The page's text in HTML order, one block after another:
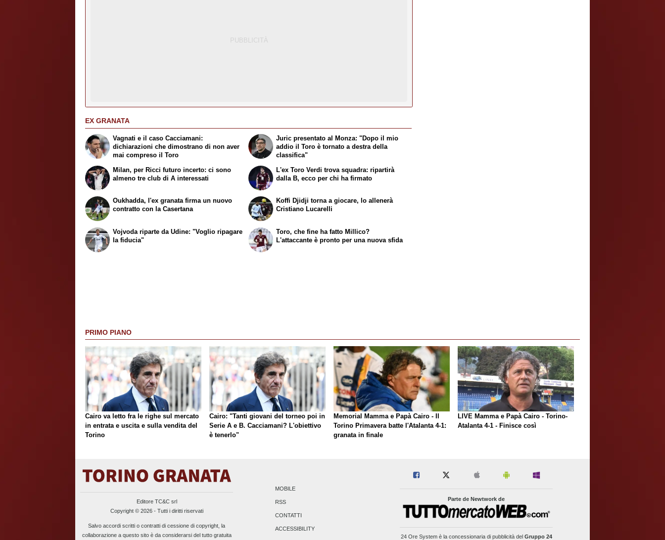
EX GRANATA
Vagnati e il caso Cacciamani:
dichiarazioni che dimostrano di non aver
mai compreso il Toro
Milan, per Ricci futuro incerto: ci sono
almeno tre club di A interessati
Juric presentato al Monza: "Dopo il mio
addio il Toro è tornato a destra della
classifica"
L'ex Toro Verdi trova squadra: ripartirà
dalla B, ecco per chi ha firmato
Oukhadda, l'ex granata firma un nuovo
contratto con la Casertana
Vojvoda riparte da Udine: "Voglio ripagare
la fiducia"
Koffi Djidji torna a giocare, lo allenerà
Cristiano Lucarelli
Toro, che fine ha fatto Millico?
L'attaccante è pronto per una nuova sfida
PRIMO PIANO
Cairo va letto fra le righe sul mercato
in entrata e uscita e sulla vendita del
Torino
Cairo: "Tanti giovani del torneo poi in
Serie A e B. Cacciamani? L'obiettivo
è tenerlo"
Memorial Mamma e Papà Cairo - Il
Torino Primavera batte l'Atalanta 4-1:
granata in finale
LIVE Mamma e Papà Cairo - Torino-
Atalanta 4-1 - Finisce così
Editore TC&C srl
Copyright © 2026 - Tutti i diritti riservati
Salvo accordi scritti o contratti di cessione di copyright, la
collaborazione a questo sito è da considerarsi del tutto gratuita
MOBILE
RSS
CONTATTI
ACCESSIBILITY
Parte de Newtwork de
24 Ore Systemè la concessionaria di pubblicità del Gruppo 24